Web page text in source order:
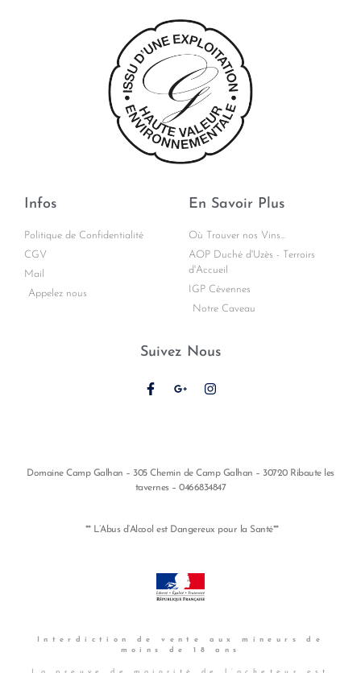
Infos
Politique de Confidentialité
CGV
Mail
Appelez nous
En Savoir Plus
Où Trouver nos Vins...
AOP Duché d'Uzès - Terroirs
d'Accueil
IGP Cévennes
Notre Caveau
Suivez Nous
Domaine Camp Galhan – 305 Chemin de Camp Galhan – 30720 Ribaute les
tavernes – 0466834847
** L’Abus d’Alcool est Dangereux pour la Santé**
Interdiction de vente aux
mineurs de
moins de 18 ans